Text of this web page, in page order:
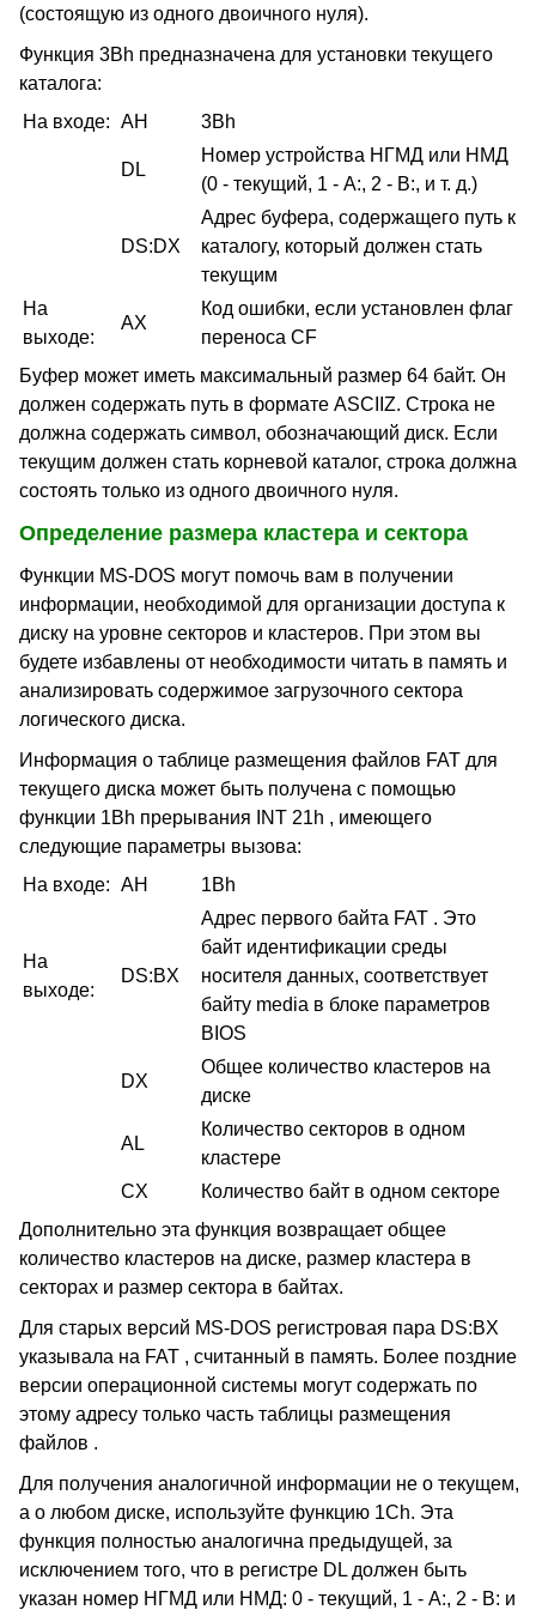
(состоящую из одного двоичного нуля).
Функция 3Bh предназначена для установки текущего
каталога:
На входе: AH 3Bh
DL
Номер устройства НГМД или НМД
(0 - текущий, 1 - А:, 2 - В:, и т. д.)
DS:DX
Адрес буфера, содержащего путь к
каталогу, который должен стать
текущим
На
выходе:
AX
Код ошибки, если установлен флаг
переноса CF
Буфер может иметь максимальный размер 64 байт. Он
должен содержать путь в формате ASCIIZ. Строка не
должна содержать символ, обозначающий диск. Если
текущим должен стать корневой каталог, строка должна
состоять только из одного двоичного нуля.
Определение размера кластера и сектора
Функции MS-DOS могут помочь вам в получении
информации, необходимой для организации доступа к
диску на уровне секторов и кластеров. При этом вы
будете избавлены от необходимости читать в память и
анализировать содержимое загрузочного сектора
логического диска.
Информация о таблице размещения файлов FAT для
текущего диска может быть получена с помощью
функции 1Bh прерывания INT 21h , имеющего
следующие параметры вызова:
На входе: AH 1Bh
На
выходе:
DS:BX
Адрес первого байта FAT . Это
байт идентификации среды
носителя данных, соответствует
байту media в блоке параметров
BIOS
DX
Общее количество кластеров на
диске
AL
Количество секторов в одном
кластере
CX
Количество байт в одном секторе
Дополнительно эта функция возвращает общее
количество кластеров на диске, размер кластера в
секторах и размер сектора в байтах.
Для старых версий MS-DOS регистровая пара DS:BX
указывала на FAT , считанный в память. Более поздние
версии операционной системы могут содержать по
этому адресу только часть таблицы размещения
файлов .
Для получения аналогичной информации не о текущем,
а о любом диске, используйте функцию 1Ch. Эта
функция полностью аналогична предыдущей, за
исключением того, что в регистре DL должен быть
указан номер НГМД или НМД: 0 - текущий, 1 - А:, 2 - В: и